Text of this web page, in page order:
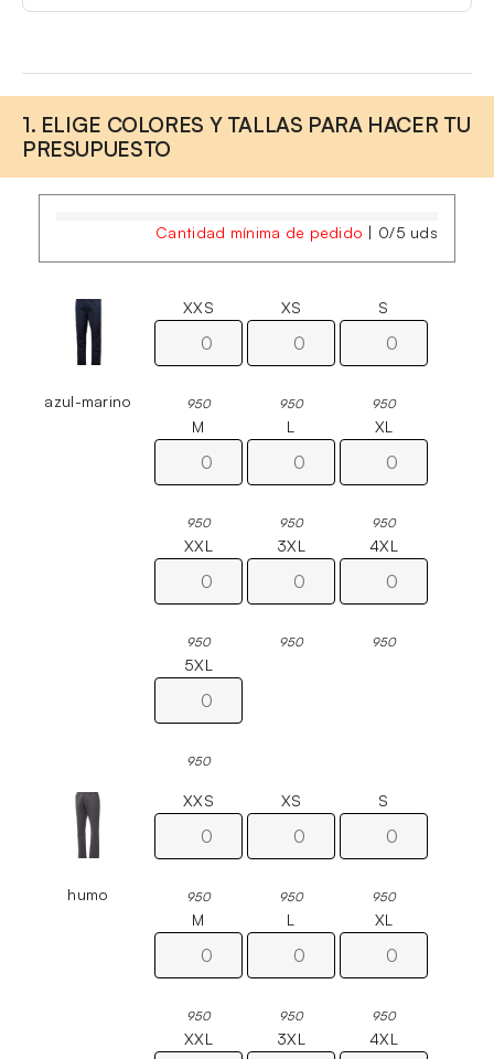
1. ELIGE COLORES Y TALLAS PARA HACER TU
PRESUPUESTO
Cantidad mínima de pedido | 0/5 uds
azul-marino
XXS
950
XS
950
S
950
M
950
L
950
XL
950
XXL
950
3XL
950
4XL
950
5XL
950
humo
XXS
950
XS
950
S
950
M
950
L
950
XL
950
XXL 3XL 4XL